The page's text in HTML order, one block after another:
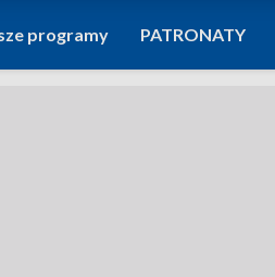
programy PATRONATY